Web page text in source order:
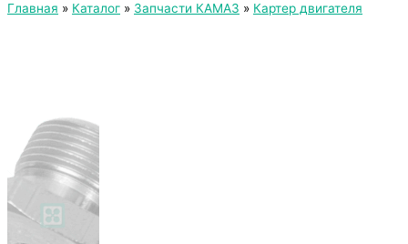
Главная » Каталог » Запчасти КАМАЗ » Картер двигателя